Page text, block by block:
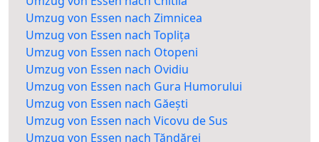
Umzug von Essen nach Zimnicea
Umzug von Essen nach Toplița
Umzug von Essen nach Otopeni
Umzug von Essen nach Ovidiu
Umzug von Essen nach Gura Humorului
Umzug von Essen nach Găești
Umzug von Essen nach Vicovu de Sus
Umzug von Essen nach Țăndărei